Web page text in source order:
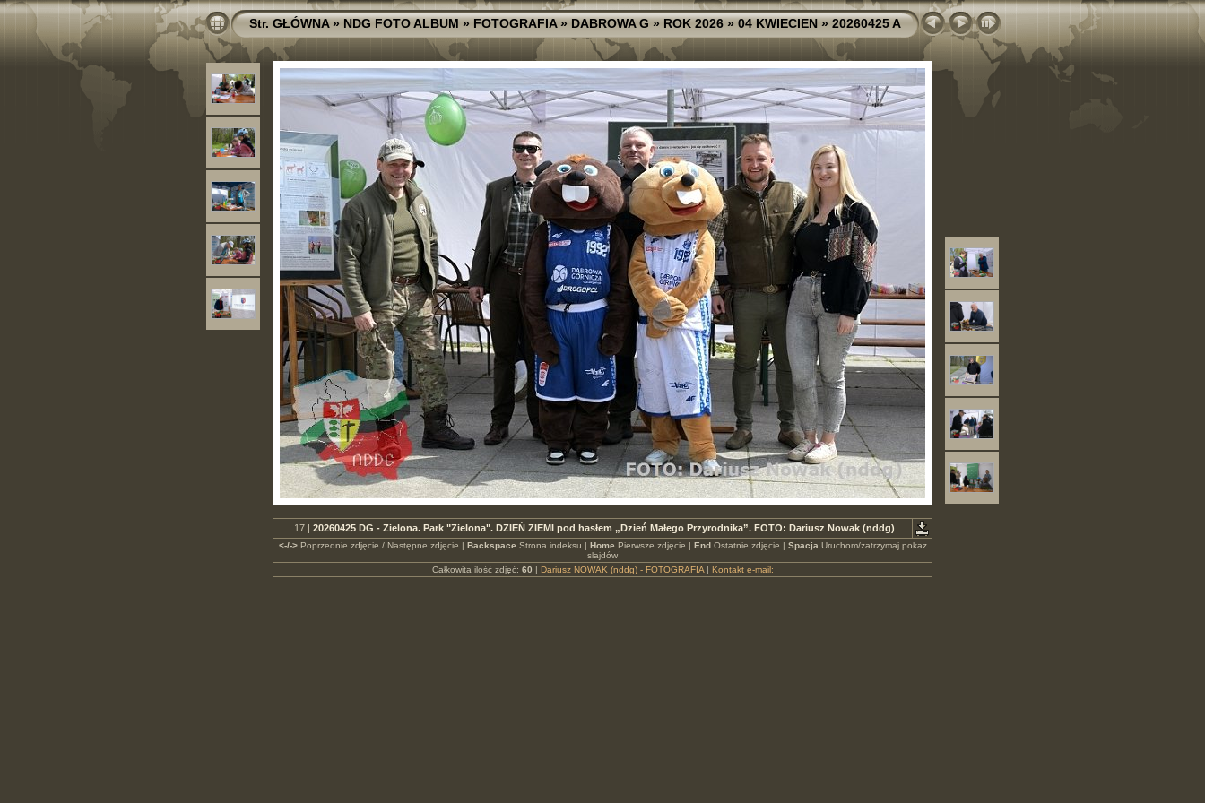
Str. GŁÓWNA»NDG FOTO ALBUM»FOTOGRAFIA»DABROWA G»ROK 2026»04 KWIECIEN»20260425 A
17 | 20260425 DG - Zielona. Park "Zielona". DZIEŃ ZIEMI pod hasłem „Dzień Małego Przyrodnika”. FOTO: Dariusz Nowak (nddg)
<-/->Poprzednie zdjęcie / Następne zdjęcie | Backspace Strona indeksu | Home Pierwsze zdjęcie | EndOstatnie zdjęcie | Spacja Uruchom/zatrzymaj pokaz
slajdów
Całkowita ilość zdjęć: 60 | Dariusz NOWAK (nddg) - FOTOGRAFIA| Kontakt e-mail: